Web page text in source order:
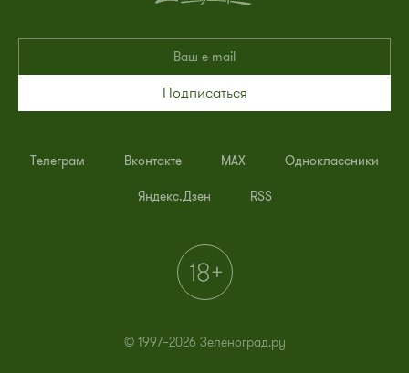
Подписаться
Телеграм Вконтакте MAX Одноклассники
Яндекс.Дзен RSS
© 1997–2026 Зеленоград.ру